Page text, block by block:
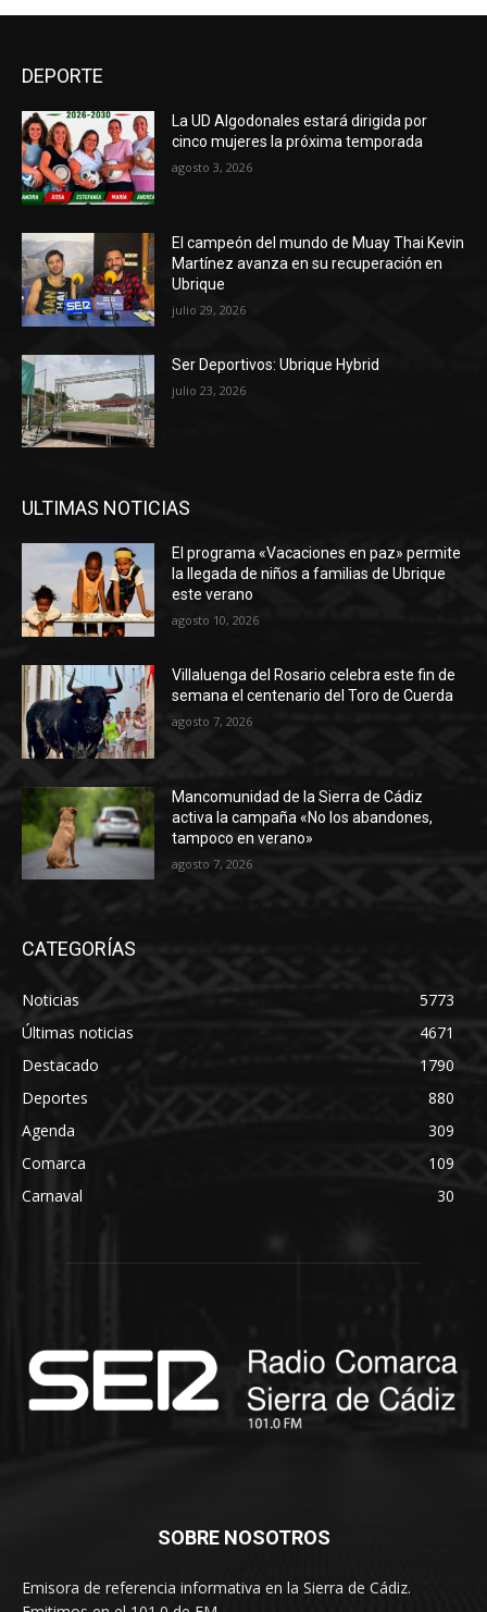
DEPORTE
La UD Algodonales estará dirigida por
cinco mujeres la próxima temporada
agosto 3, 2026
El campeón del mundo de Muay Thai Kevin
Martínez avanza en su recuperación en
Ubrique
julio 29, 2026
Ser Deportivos: Ubrique Hybrid
julio 23, 2026
ULTIMAS NOTICIAS
El programa «Vacaciones en paz» permite
la llegada de niños a familias de Ubrique
este verano
agosto 10, 2026
Villaluenga del Rosario celebra este fin de
semana el centenario del Toro de Cuerda
agosto 7, 2026
Mancomunidad de la Sierra de Cádiz
activa la campaña «No los abandones,
tampoco en verano»
agosto 7, 2026
CATEGORÍAS
Noticias
5773
Últimas noticias
4671
Destacado
1790
Deportes
880
Agenda
309
Comarca
109
Carnaval
30
SOBRE NOSOTROS
Emisora de referencia informativa en la Sierra de Cádiz.